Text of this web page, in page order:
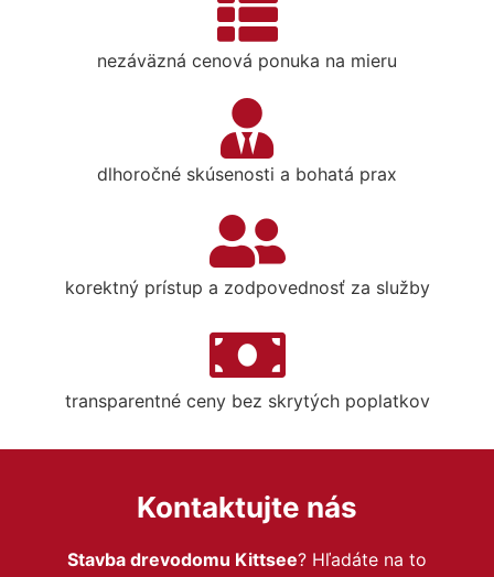
nezáväzná cenová ponuka na mieru
dlhoročné skúsenosti a bohatá prax
korektný prístup a zodpovednosť za služby
transparentné ceny bez skrytých poplatkov
Kontaktujte nás
Stavba drevodomu Kittsee? Hľadáte na to